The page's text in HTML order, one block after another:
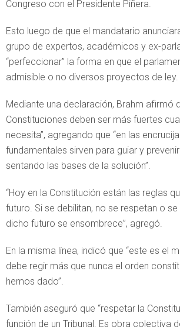
Congreso con el Presidente Piñera.
Esto luego de que el mandatario
grupo de expertos, académicos y ex-
“perfeccionar” la forma en que el
admisible o no diversos proyectos de ley.
Mediante una declaración, Brahm afirmó
Constituciones deben ser más fuertes
necesita”, agregando que “en las
fundamentales sirven para guiar y
sentando las bases de la solución”.
“Hoy en la Constitución están las reglas
futuro. Si se debilitan, no se respetan o
dicho futuro se ensombrece”, agregó.
En la misma línea, indicó que “este es el
debe regir más que nunca el orden
hemos dado”.
También aseguró que “respetar la
función de un Tribunal. Es obra colectiva